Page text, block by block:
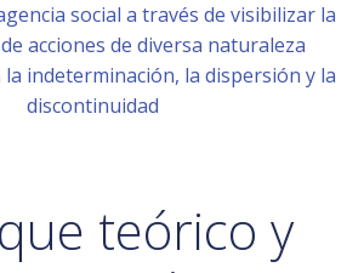
social a través de visibilizar la
acciones de diversa naturaleza
la indeterminación, la dispersión y la
discontinuidad
teórico y